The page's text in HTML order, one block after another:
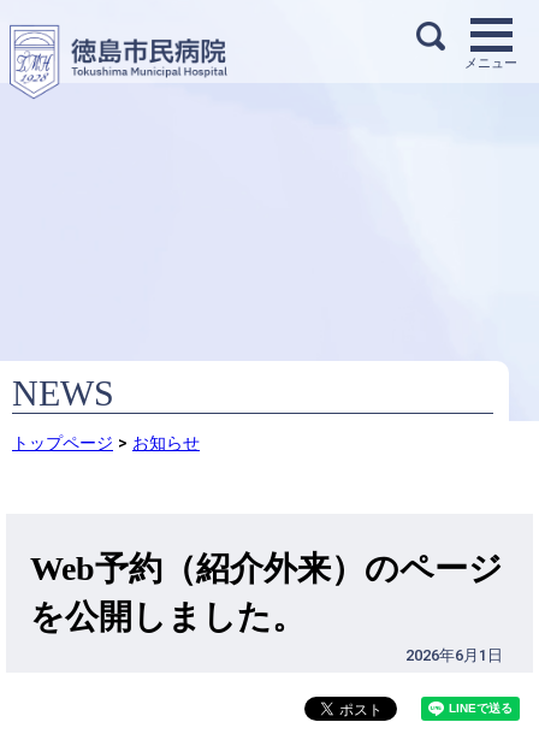
NEWS
トップページ > お知らせ
Web予約（紹介外来）のページ
を公開しました。
2026年6月1日